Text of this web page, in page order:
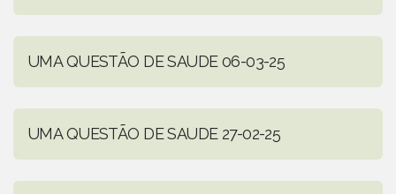
UMA QUESTÃO DE SAUDE 06-03-25
UMA QUESTÃO DE SAUDE 27-02-25